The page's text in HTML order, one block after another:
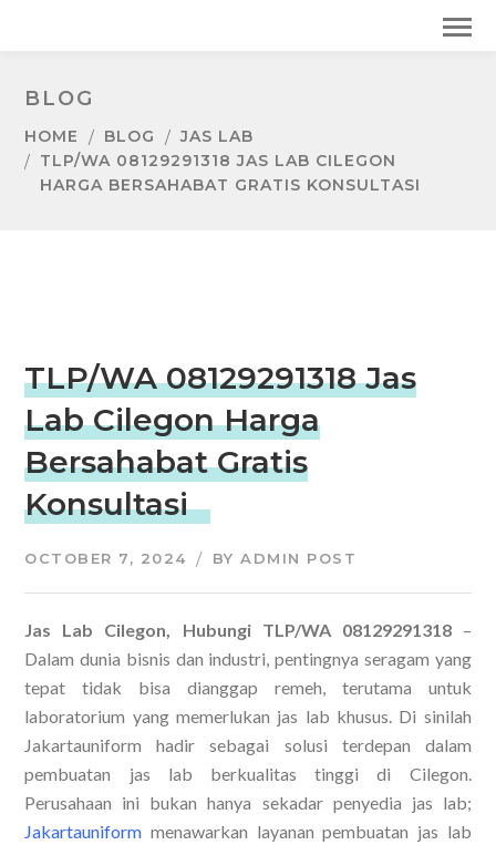
BLOG
HOME BLOG
JAS LAB
TLP/WA 08129291318 JAS LAB CILEGON
HARGA BERSAHABAT GRATIS KONSULTASI
TLP/WA 08129291318 Jas
Lab Cilegon Harga
Bersahabat Gratis
Konsultasi
OCTOBER 7, 2024 BYADMIN POST
Jas Lab Cilegon, Hubungi TLP/WA 08129291318–
Dalam dunia bisnis dan industri, pentingnya seragam yang
tepat tidak bisa dianggap remeh, terutama untuk
laboratorium yang memerlukan jas lab khusus. Di sinilah
Jakartauniform hadir sebagai solusi terdepan dalam
pembuatan jas lab berkualitas tinggi di Cilegon.
Perusahaan ini bukan hanya sekadar penyedia jas lab;
Jakartauniform menawarkan layanan pembuatan jas lab